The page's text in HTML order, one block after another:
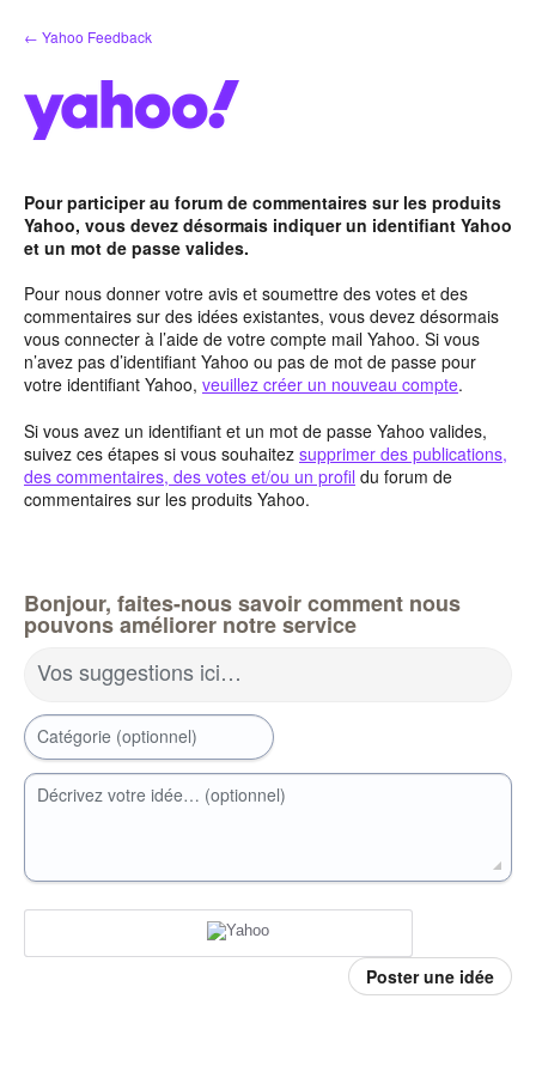
Aller
au
← Yahoo Feedback
Pour participer au forum de commentaires sur les produits
Yahoo, vous devez désormais indiquer un identifiant Yahoo
et un mot de passe valides.
Pour nous donner votre avis et soumettre des votes et des
commentaires sur des idées existantes, vous devez désormais
vous connecter à l’aide de votre compte mail Yahoo. Si vous
n’avez pas d’identifiant Yahoo ou pas de mot de passe pour
votre identifiant Yahoo, veuillez créer un nouveau compte.
Si vous avez un identifiant et un mot de passe Yahoo valides,
suivez ces étapes si vous souhaitez supprimer des publications,
des commentaires, des votes et/ou un profil du forum de
commentaires sur les produits Yahoo.
Bonjour, faites-nous savoir comment nous
pouvons améliorer notre service
Vos suggestions ici…
Catégorie (optionnel)
Décrivez votre idée… (optionnel)
Poster une idée